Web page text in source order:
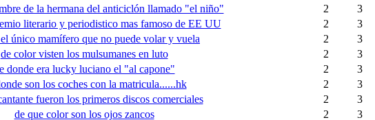
de la hermana del anticiclón llamado "el niño" 2 3
literario y periodistico mas famoso de EE UU 2 3
único mamífero que no puede volar y vuela 2 3
de color visten los mulsumanes en luto 2 3
donde era lucky luciano el "al capone" 2 3
son los coches con la matricula......hk 2 3
fueron los primeros discos comerciales 2 3
de que color son los ojos zancos 2 3